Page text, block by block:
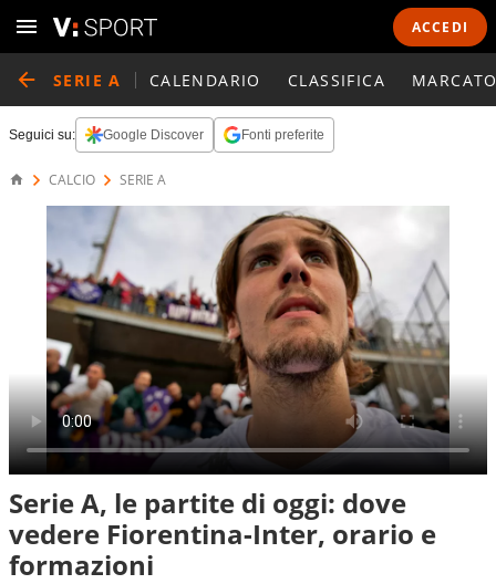
ACCEDI
SERIE A CALENDARIO CLASSIFICA
Seguici su: Google Discover Fonti preferite
CALCIO SERIE A
Serie A, le partite di oggi: dove
vedere Fiorentina-Inter, orario e
formazioni